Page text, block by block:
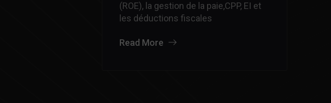
(ROE), la gestion de la paie,CPP, EI et
les déductions fiscales
Read More